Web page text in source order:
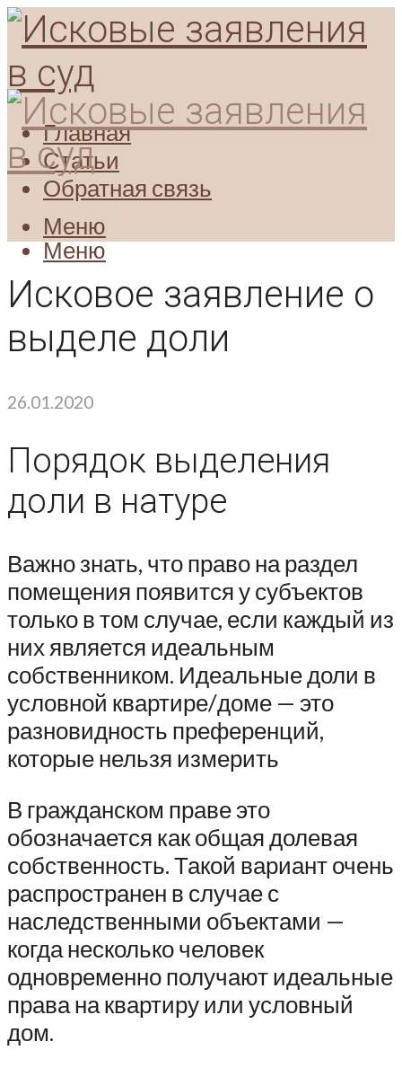
Главная
Статьи
Обратная связь
Меню
Меню
Исковое заявление о
выделе доли
26.01.2020
Порядок выделения
доли в натуре
Важно знать, что право на раздел
помещения появится у субъектов
только в том случае, если каждый из
них является идеальным
собственником. Идеальные доли в
условной квартире/доме — это
разновидность преференций,
которые нельзя измерить
В гражданском праве это
обозначается как общая долевая
собственность. Такой вариант очень
распространен в случае с
наследственными объектами —
когда несколько человек
одновременно получают идеальные
права на квартиру или условный
дом.